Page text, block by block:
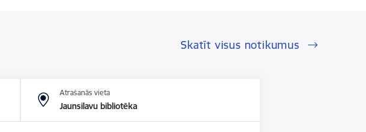
Skatīt visus notikumus
Atrašanās vieta
Jaunsilavu bibliotēka